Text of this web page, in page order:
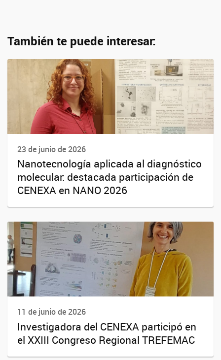
También te puede interesar:
23 de junio de 2026
Nanotecnología aplicada al diagnóstico
molecular: destacada participación de
CENEXA en NANO 2026
11 de junio de 2026
Investigadora del CENEXA participó en
el XXIII Congreso Regional TREFEMAC